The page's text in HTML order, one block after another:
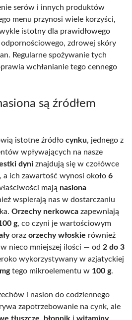
serów i innych produktów
menu przynosi wiele korzyści,
istotny dla prawidłowego
zdrowej skóry
Regularne spożywanie tych
wchłanianie tego cennego
są źródłem
istotne źródło cynku, jednego z
wpływających na nasze
dyni znajdują się w czołówce
a ich zawartość wynosi około 6
mają nasiona
wspierają nas w dostarczaniu
Orzechy nerkowca zapewniają
g, co czyni je wartościowym
oraz orzechy włoskie również
nieco mniejszej ilości — od 2 do 3
wykorzystywany w azjatyckiej
tego mikroelementu w 100 g.
i nasion do codziennego
zapotrzebowanie na cynk, ale